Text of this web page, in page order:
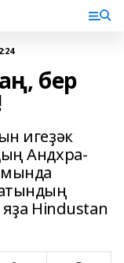
бер
игеҙәк
Андхра-
Hindustan